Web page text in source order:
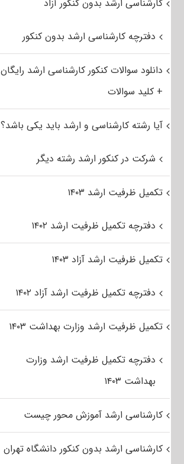
کارشناسی ارشد بدون کنکور آزاد
دفترچه کارشناسی ارشد بدون کنکور
دانلود سوالات کنکور کارشناسی ارشد رایگان
+ کلید سوالات
آیا رشته کارشناسی و ارشد باید یکی باشد؟
شرکت در کنکور ارشد رشته دیگر
تکمیل ظرفیت ارشد ۱۴۰۳
دفترچه تکمیل ظرفیت ارشد ۱۴۰۲
تکمیل ظرفیت ارشد آزاد ۱۴۰۳
دفترچه تکمیل ظرفیت ارشد آزاد ۱۴۰۲
تکمیل ظرفیت ارشد وزارت بهداشت ۱۴۰۳
دفترچه تکمیل ظرفیت ارشد وزارت
بهداشت ۱۴۰۳
کارشناسی ارشد آموزش محور چیست
کارشناسی ارشد بدون کنکور دانشگاه تهران